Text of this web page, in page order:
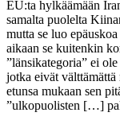
EU:ta hylkäämään
samalta puolelta
mutta se luo
aikaan se kuitenkin
”länsikategoria” ei
jotka eivät
etunsa mukaan sen
”ulkopuolisten […]